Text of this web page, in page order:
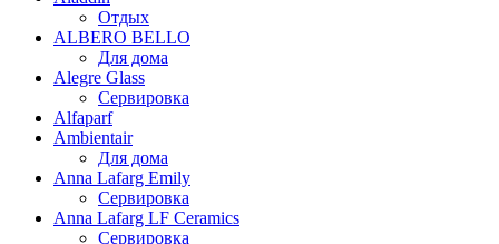
Отдых
ALBERO BELLO
Для дома
Alegre Glass
Сервировка
Alfaparf
Ambientair
Для дома
Anna Lafarg Emily
Сервировка
Anna Lafarg LF Ceramics
Сервировка